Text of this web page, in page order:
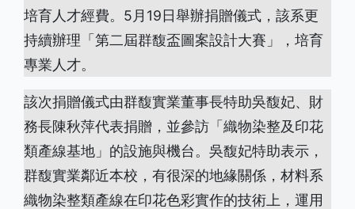
培育人才經費。5月19日舉辦捐贈儀式，該系更
持續辦理「第二屆群馥盃圖案設計大賽」，培育
專業人才。
該次捐贈儀式由群馥實業董事長特助吳馥妃、財
務長陳秋萍代表捐贈，並參訪「織物染整及印花
類產線基地」的設施與機台。吳馥妃特助表示，
群馥實業鄰近本校，有很深的地緣關係，材料系
織物染整類產線在印花色彩實作的技術上，運用